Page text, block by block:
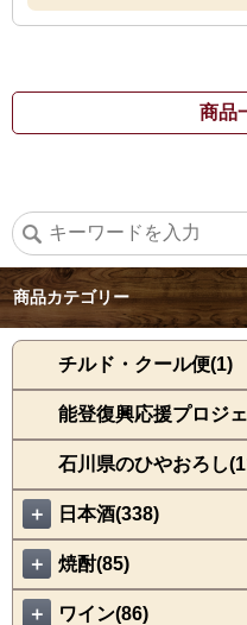
商品
商品カテゴリー
チルド・クール便(1)
能登復興応援プロジ
石川県のひやおろし
＋ 日本酒(338)
＋ 焼酎(85)
＋ ワイン(86)